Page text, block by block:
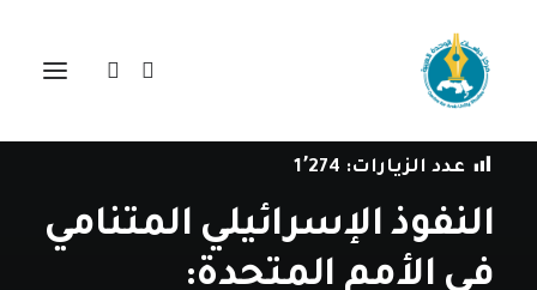
فيدراسات
عدد الزيارات: 1٬274
النفوذ الإسرائيلي المتنامي
في الأمم المتحدة: